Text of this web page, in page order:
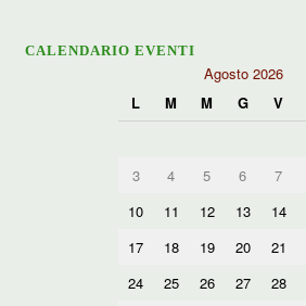
CALENDARIO EVENTI
Agosto 2026
L
M M G V
3
4 5 6 7
10 11 12 13 14
17
18 19 20 21
24
25 26 27 28